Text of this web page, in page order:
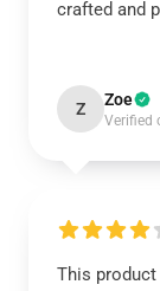
crafted and
Z Zoe
Verified
This